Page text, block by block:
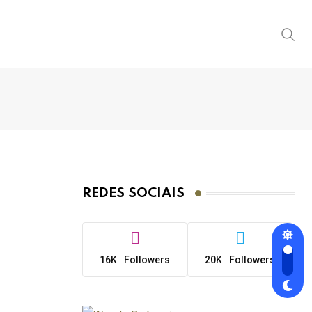
REDES SOCIAIS
16K Followers 20K Followers